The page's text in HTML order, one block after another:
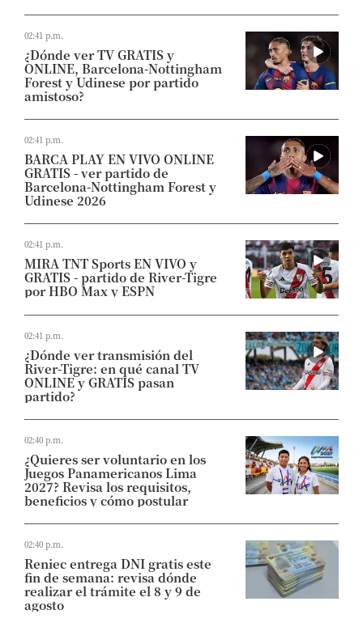
02:41 p.m.
¿Dónde ver TV GRATIS y
ONLINE, Barcelona-Nottingham
Forest y Udinese por partido
amistoso?
02:41 p.m.
BARCA PLAY EN VIVO ONLINE
GRATIS - ver partido de
Barcelona-Nottingham Forest y
Udinese 2026
02:41 p.m.
MIRA TNT Sports EN VIVO y
GRATIS - partido de River-Tigre
por HBO Max y ESPN
02:41 p.m.
¿Dónde ver transmisión del
River-Tigre: en qué canal TV
ONLINE y GRATIS pasan
partido?
02:40 p.m.
¿Quieres ser voluntario en los
Juegos Panamericanos Lima
2027? Revisa los requisitos,
beneficios y cómo postular
02:40 p.m.
Reniec entrega DNI gratis este
fin de semana: revisa dónde
realizar el trámite el 8 y 9 de
agosto